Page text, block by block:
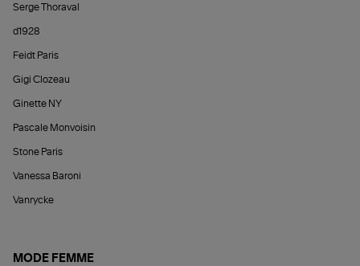
Serge Thoraval
d1928
Feidt Paris
Gigi Clozeau
Ginette NY
Pascale Monvoisin
Stone Paris
Vanessa Baroni
Vanrycke
MODE FEMME